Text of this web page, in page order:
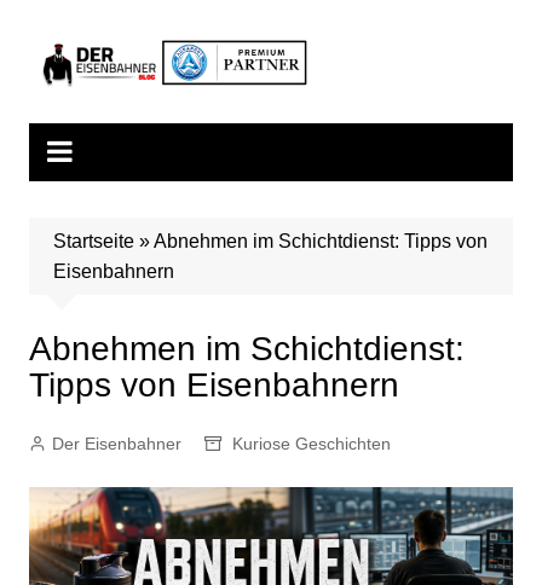
springen
Startseite»Abnehmen im Schichtdienst: Tipps von
Eisenbahnern
Abnehmen im Schichtdienst:
Tipps von Eisenbahnern
Der Eisenbahner Kuriose Geschichten